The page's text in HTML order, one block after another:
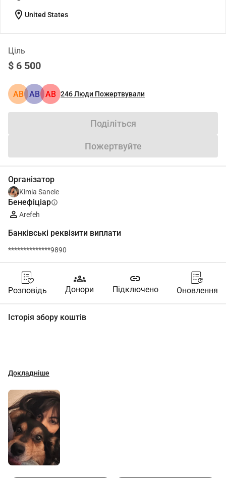
location_on United States
Ціль
$ 6 500
АВ АВ АВ 246Люди Пожертвували
Поділіться
Пожертвуйте
Організатор
Kimia Saneie
Бенефіціарinfo
Arefeh
Банківські реквізити виплати
**************9890
Розповідь
groups
Донори
link
Підключено Оновлення
Історія збору коштів
Докладніше